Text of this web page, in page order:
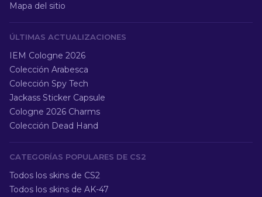
Mapa del sitio
ÚLTIMAS ACTUALIZACIONES
IEM Cologne 2026
Colección Arabesca
Colección Spy Tech
Jackass Sticker Capsule
Cologne 2026 Charms
Colección Dead Hand
CATEGORÍAS POPULARES DE CS2
Todos los skins de CS2
Todos los skins de AK-47